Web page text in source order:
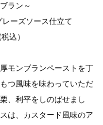
ラン～
ーズソース仕立て
込）
モンブランペーストを丁
つ風味を味わっていただ
、利平をしのばせまし
は、カスタード風味のア